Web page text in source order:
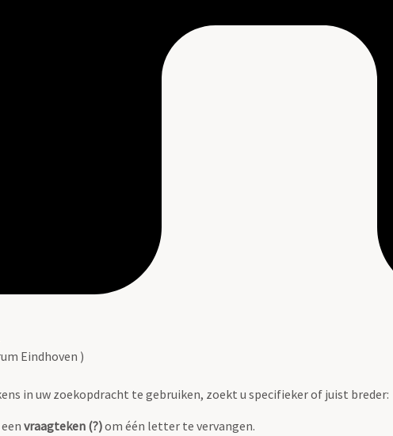
Eindhoven )
in uw zoekopdracht te gebruiken, zoekt u specifieker of juist breder:
vraagteken (?)om één letter te vervangen.